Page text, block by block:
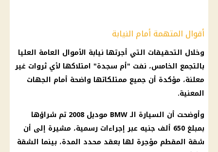
أقوال المتهمة أمام النيابة
وخلال التحقيقات التي أجرتها نيابة الأموال العامة العليا
بالتجمع الخامس، نفت "أم سجدة" امتلاكها لأي ثروات غير
معلنة، مؤكدة أن جميع ممتلكاتها واضحة أمام الجهات
المعنية.
وأوضحت أن السيارة الـ BMW موديل 2008 تم شراؤها
بمبلغ 650 ألف جنيه عبر إجراءات رسمية، مشيرة إلى أن
شقة المقطم مؤجرة لها بعقد محدد المدة، بينما الشقة